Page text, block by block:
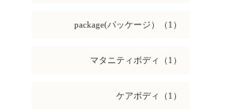
package(パッケージ）（1）
マタニティボディ（1）
ケアボディ（1）